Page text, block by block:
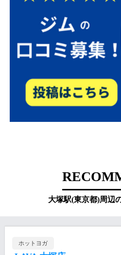
大塚駅(東京都)周辺
ホットヨガ